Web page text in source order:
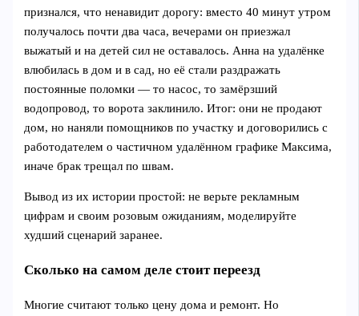
признался, что ненавидит дорогу: вместо 40 минут утром
получалось почти два часа, вечерами он приезжал
выжатый и на детей сил не оставалось. Анна на удалёнке
влюбилась в дом и в сад, но её стали раздражать
постоянные поломки — то насос, то замёрзший
водопровод, то ворота заклинило. Итог: они не продают
дом, но наняли помощников по участку и договорились с
работодателем о частичном удалённом графике Максима,
иначе брак трещал по швам.
Вывод из их истории простой: не верьте рекламным
цифрам и своим розовым ожиданиям, моделируйте
худший сценарий заранее.
Сколько на самом деле стоит переезд
Многие считают только цену дома и ремонт. Но